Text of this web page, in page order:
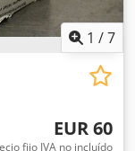
1 /7
EUR 60
fijo IVA no incluído